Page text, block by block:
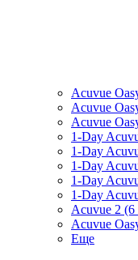
Acuvue
Acuvue
Acuvue
1-Day
1-Day
1-Day
1-Day
1-Day
Acuvue 2 (6
Acuvue
Еще